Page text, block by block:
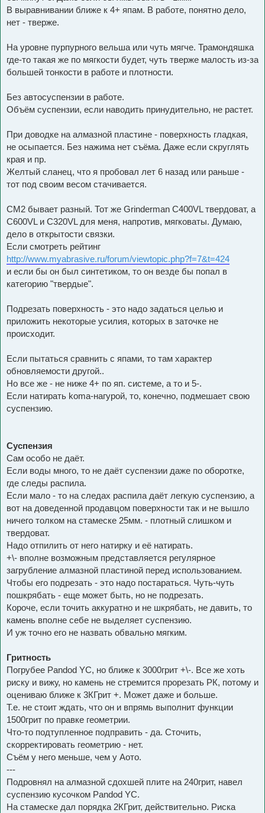
В выравнивании ближе к 4+ япам. В работе, понятно дело,
нет - тверже.
На уровне пурпурного вельша или чуть мягче. Трамондяшка
где-то такая же по мягкости будет, чуть тверже малость из-за
большей тонкости в работе и плотности.
Без автосуспензии в работе.
Объём суспензии, если наводить принудительно, не растет.
При доводке на алмазной пластине - поверхность гладкая,
не осыпается. Без нажима нет съёма. Даже если скруглять
края и пр.
Желтый сланец, что я пробовал лет 6 назад или раньше -
тот под своим весом стачивается.
СМ2 бывает разный. Тот же Grinderman C400VL твердоват, а
C600VL и C320VL для меня, напротив, мягковаты. Думаю,
дело в открытости связки.
Если смотреть рейтинг
http://www.myabrasive.ru/forum/viewtopic.php?f=7&t=424
и если бы он был синтетиком, то он везде бы попал в
категорию "твердые".
Подрезать поверхность - это надо задаться целью и
приложить некоторые усилия, которых в заточке не
происходит.
Если пытаться сравнить с япами, то там характер
обновляемости другой..
Но все же - не ниже 4+ по яп. системе, а то и 5-.
Если натирать koma-нагурой, то, конечно, подмешает свою
суспензию.
Суспензия
Сам особо не даёт.
Если воды много, то не даёт суспензии даже по оборотке,
где следы распила.
Если мало - то на следах распила даёт легкую суспензию, а
вот на доведенной продавцом поверхности так и не вышло
ничего толком на стамеске 25мм. - плотный слишком и
твердоват.
Надо отпилить от него натирку и её натирать.
+\- вполне возможным представляется регулярное
загрубление алмазной пластиной перед использованием.
Чтобы его подрезать - это надо постараться. Чуть-чуть
пошкрябать - еще может быть, но не подрезать.
Короче, если точить аккуратно и не шкрябать, не давить, то
камень вполне себе не выделяет суспензию.
И уж точно его не назвать обвально мягким.
Гритность
Погрубее Pandod YC, но ближе к 3000грит +\-. Все же хоть
риску и вижу, но камень не стремится прорезать РК, потому и
оцениваю ближе к 3КГрит +. Может даже и больше.
Т.е. не стоит ждать, что он и впрямь выполнит функции
1500грит по правке геометрии.
Что-то подтупленное подправить - да. Сточить,
скорректировать геометрию - нет.
Съём у него меньше, чем у Аото.
---
Подровнял на алмазной сдохшей плите на 240грит, навел
суспензию кусочком Pandod YC.
На стамеске дал порядка 2КГрит, действительно. Риска